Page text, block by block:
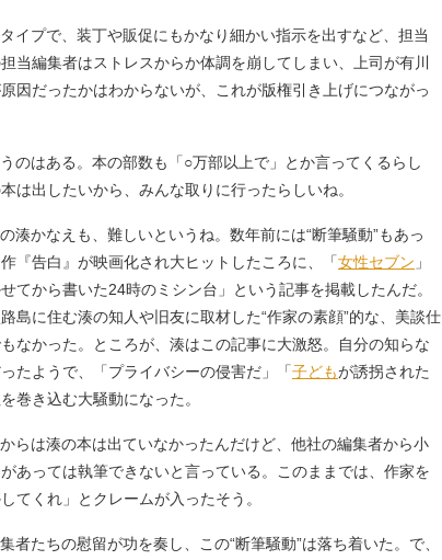
プで、装丁や販促にもかなり細かい指示を出すなど、担当
当編集者はストレスからか体調を崩してしまい、上司が有川
因だったかはわからないが、これが版権引き上げにつながっ
はある。本の部数も「○万部以上で」とか言ってくるらし
は出したいから、みんな取りに行ったらしいね。
かなえも、難しいというね。数年前には“断筆騒動”もあっ
『告白』が映画化され大ヒットしたころに、「女性セブン 」
てから書いた24時のミシン台」という記事を掲載したんだ。
島に住む湊の知人や旧友に取材した“作家の素顔”的な、美談仕
なかった。ところが、湊はこの記事に大激怒。自分の知らな
たようで、「プライバシーの侵害だ」「子どもが誘拐された
巻き込む大騒動になった。
からは湊の本は出ていなかったんだけど、他社の編集者から小
あっては執筆できないと言っている。このままでは、作家を
てくれ」とクレームが入ったそう。
者たちの慰留が功を奏し、この“断筆騒動”は落ち着いた。で、